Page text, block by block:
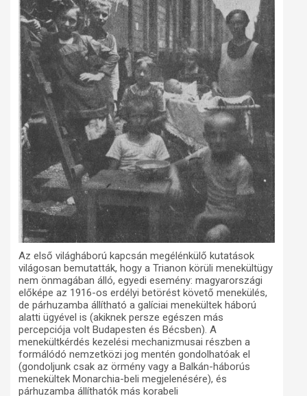
Az első világháború kapcsán megélénkülő kutatások
világosan bemutatták, hogy a Trianon körüli menekültügy
nem önmagában álló, egyedi esemény: magyarországi
előképe az 1916-os erdélyi betörést követő menekülés,
de párhuzamba állítható a galíciai menekültek háború
alatti ügyével is (akiknek persze egészen más
percepciója volt Budapesten és Bécsben). A
menekültkérdés kezelési mechanizmusai részben a
formálódó nemzetközi jog mentén gondolhatóak el
(gondoljunk csak az örmény vagy a Balkán-háborús
menekültek Monarchia-beli megjelenésére), és
párhuzamba állíthatók más korabeli